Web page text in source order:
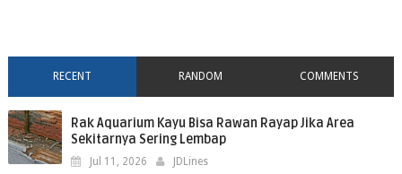
RECENT RANDOM COMMENTS
Rak Aquarium Kayu Bisa Rawan Rayap Jika Area
Sekitarnya Sering Lembap
Jul 11, 2026 JDLines